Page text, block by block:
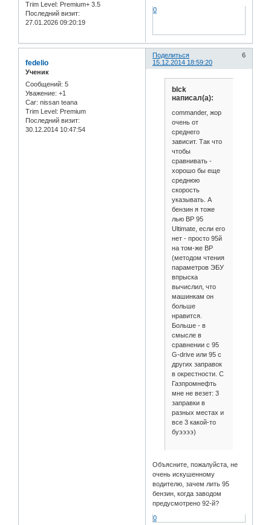
Trim Level: Premium+ 3.5
Последний визит:
27.01.2026 09:20:19
0
Поделиться
6
15.12.2014 18:59:20
fedelio
Ученик
Сообщений: 5
Уважение: +1
Car: nissan teana
Trim Level: Premium
Последний визит:
30.12.2014 10:47:54
blck
написал(а):
commander, жор
очень от
среднего
зависит. Так что
чтобы
сравнивать -
хорошо бы еще
среднюю
скорость
указывать. А
бензин я тоже
лью BP 95
Ultimate, если его
нет - просто 95й
на том-же BP
(методом чтения
параметров ЭБУ
впрыска
вычислил, что
машинкам он
больше
нравится.
Больше - в
смысле в
сравнении с 95
G-drive или 95 с
других заправок
в окрестности. С
Газпромнефть
мне не везет: 3
заправки в
разных местах и
все 3 какой-то
буээээ)
Объясните, пожалуйста, не
очень искушенному
водителю, зачем лить 95
бензин, когда заводом
предусмотрено 92-й?
0